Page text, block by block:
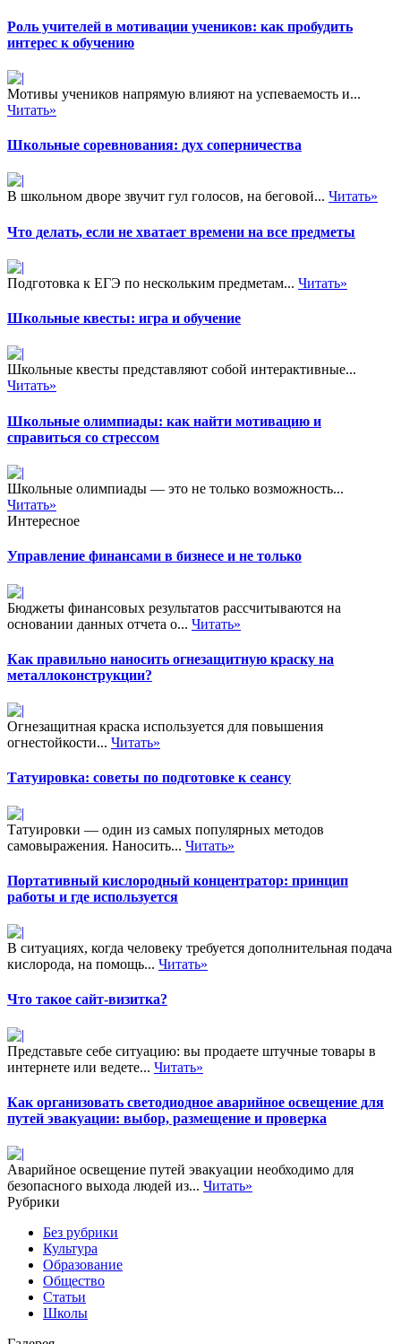
Роль учителей в мотивации учеников: как пробудить
интерес к обучению
Мотивы учеников напрямую влияют на успеваемость и...
Читать»
Школьные соревнования: дух соперничества
В школьном дворе звучит гул голосов, на беговой... Читать»
Что делать, если не хватает времени на все предметы
Подготовка к ЕГЭ по нескольким предметам... Читать»
Школьные квесты: игра и обучение
Школьные квесты представляют собой интерактивные...
Читать»
Школьные олимпиады: как найти мотивацию и
справиться со стрессом
Школьные олимпиады — это не только возможность...
Читать»
Интересное
Управление финансами в бизнесе и не только
Бюджеты финансовых результатов рассчитываются на
основании данных отчета о... Читать»
Как правильно наносить огнезащитную краску на
металлоконструкции?
Огнезащитная краска используется для повышения
огнестойкости... Читать»
Татуировка: советы по подготовке к сеансу
Татуировки — один из самых популярных методов
самовыражения. Наносить... Читать»
Портативный кислородный концентратор: принцип
работы и где используется
В ситуациях, когда человеку требуется дополнительная подача
кислорода, на помощь... Читать»
Что такое сайт-визитка?
Представьте себе ситуацию: вы продаете штучные товары в
интернете или ведете... Читать»
Как организовать светодиодное аварийное освещение для
путей эвакуации: выбор, размещение и проверка
Аварийное освещение путей эвакуации необходимо для
безопасного выхода людей из... Читать»
Рубрики
Без рубрики
Культура
Образование
Общество
Статьи
Школы